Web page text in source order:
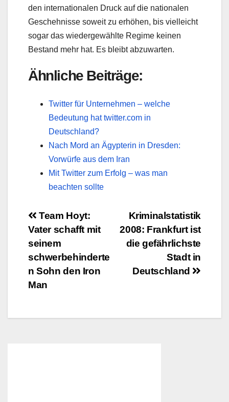
den internationalen Druck auf die nationalen
Geschehnisse soweit zu erhöhen, bis vielleicht
sogar das wiedergewählte Regime keinen
Bestand mehr hat. Es bleibt abzuwarten.
Ähnliche Beiträge:
Twitter für Unternehmen – welche
Bedeutung hat twitter.com in
Deutschland?
Nach Mord an Ägypterin in Dresden:
Vorwürfe aus dem Iran
Mit Twitter zum Erfolg – was man
beachten sollte
BeitragsnavigationKriminalstatistik
2008: Frankfurt ist
die gefährlichste
Stadt in
Deutschland
Team Hoyt:
Vater schafft mit
seinem
schwerbehinderte
n Sohn den Iron
Man